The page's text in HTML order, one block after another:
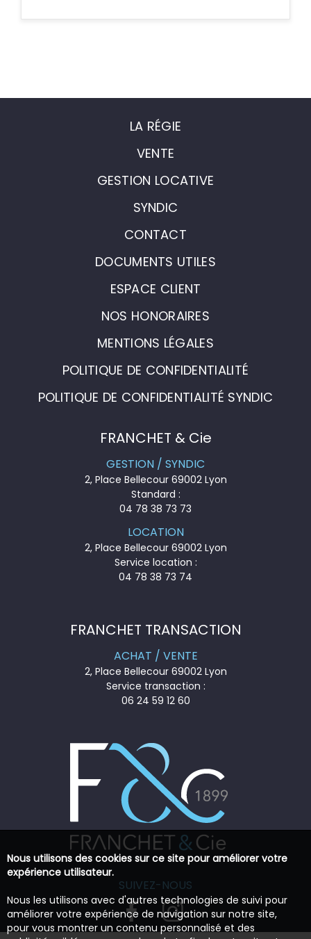
LA RÉGIE
VENTE
GESTION LOCATIVE
SYNDIC
CONTACT
DOCUMENTS UTILES
ESPACE CLIENT
NOS HONORAIRES
MENTIONS LÉGALES
POLITIQUE DE CONFIDENTIALITÉ
POLITIQUE DE CONFIDENTIALITÉ SYNDIC
FRANCHET & Cie
GESTION / SYNDIC
2, Place Bellecour 69002 Lyon
Standard :
04 78 38 73 73
LOCATION
2, Place Bellecour 69002 Lyon
Service location :
04 78 38 73 74
FRANCHET TRANSACTION
ACHAT / VENTE
2, Place Bellecour 69002 Lyon
Service transaction :
06 24 59 12 60
SUIVEZ-NOUS
Nous utilisons des cookies sur ce site pour améliorer votre
expérience utilisateur.
Nous les utilisons avec d'autres technologies de suivi pour
améliorer votre expérience de navigation sur notre site,
pour vous montrer un contenu personnalisé et des